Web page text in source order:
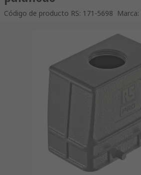
Código de producto RS: 171-5698 Marca: